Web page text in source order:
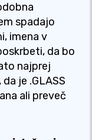
spadajo
imena v
da bo
najprej
je .GLASS
ali preveč